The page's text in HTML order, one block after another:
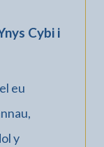
Cybi i
eu
y